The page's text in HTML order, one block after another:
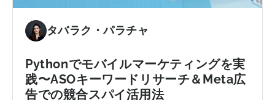
戦
は
適
切
タバラク・パラチャ
Pythonでモバイルマーケティングを実
践〜ASOキーワードリサーチ＆Meta広
告での競合スパイ活用法